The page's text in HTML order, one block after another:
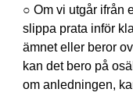
○ Om vi utgår ifrån
slippa prata inför
ämnet eller beror
kan det bero på
om anledningen,